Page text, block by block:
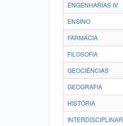
ENGENHARIAS IV
ENSINO
FARMÁCIA
FILOSOFIA
GEOCIÊNCIAS
GEOGRAFIA
HISTÓRIA
INTERDISCIPLINAR